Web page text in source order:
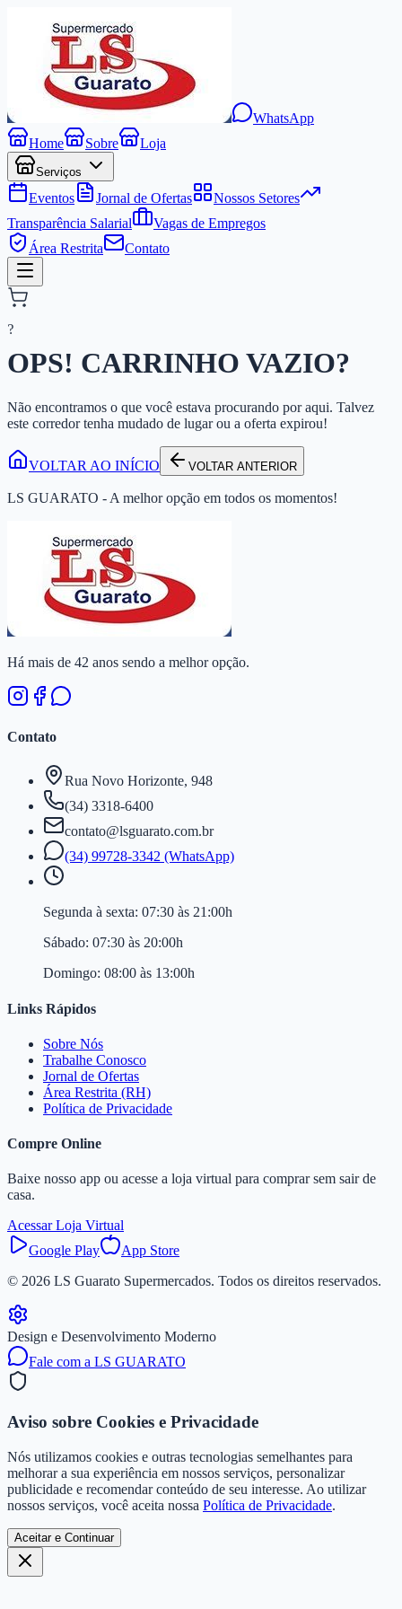
WhatsApp
Home
Sobre Loja
Serviços
Eventos Jornal de Ofertas
Nossos Setores
Transparência Salarial
Vagas de Empregos
Área Restrita
Contato
?
OPS! CARRINHO VAZIO?
Não encontramos o que você estava procurando por aqui. Talvez
este corredor tenha mudado de lugar ou a oferta expirou!
VOLTAR AO INÍCIO VOLTAR ANTERIOR
LS GUARATO - A melhor opção em todos os momentos!
Há mais de 42 anos sendo a melhor opção.
Contato
Rua Novo Horizonte, 948
(34) 3318-6400
contato@lsguarato.com.br
(34) 99728-3342 (WhatsApp)
Segunda à sexta: 07:30 às 21:00h
Sábado: 07:30 às 20:00h
Domingo: 08:00 às 13:00h
Links Rápidos
Sobre Nós
Trabalhe Conosco
Jornal de Ofertas
Área Restrita (RH)
Política de Privacidade
Compre Online
Baixe nosso app ou acesse a loja virtual para comprar sem sair de
casa.
Acessar Loja Virtual
Google Play
App Store
© 2026 LS Guarato Supermercados. Todos os direitos reservados.
Design e Desenvolvimento Moderno
Fale com a LS GUARATO
Aviso sobre Cookies e Privacidade
Nós utilizamos cookies e outras tecnologias semelhantes para
melhorar a sua experiência em nossos serviços, personalizar
publicidade e recomendar conteúdo de seu interesse. Ao utilizar
nossos serviços, você aceita nossa Política de Privacidade.
Aceitar e Continuar